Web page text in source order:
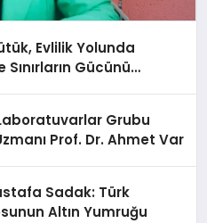
Evlilik Yolunda
Sınırların Gücünü
Grubu
Prof. Dr. Ahmet Var
Sadak: Türk
Altın Yumruğu